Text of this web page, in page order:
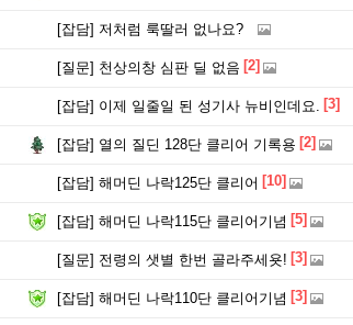
[잡담] 저처럼 룩딸러 없나요?
[질문] 천상의창 심판 딜 없음 [2]
[잡담] 이제 일줄일 된 성기사 뉴비인데요. [3]
[잡담] 열의 질딘 128단 클리어 기록용 [2]
[잡담] 해머딘 나락125단 클리어 [10]
[잡담] 해머딘 나락115단 클리어기념 [5]
[질문] 전령의 샛별 한번 골라주세욧! [3]
[잡담] 해머딘 나락110단 클리어기념 [3]